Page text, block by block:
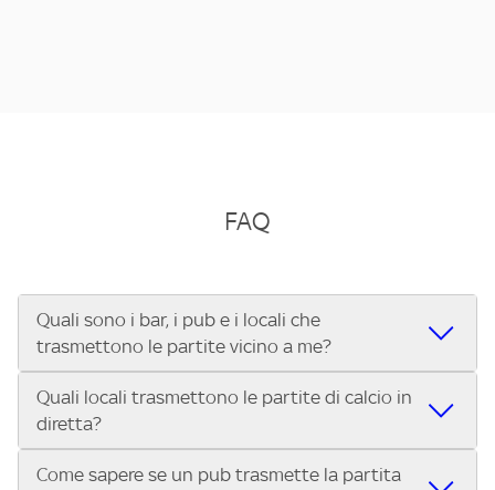
FAQ
Quali sono i bar, i pub e i locali che
trasmettono le partite vicino a me?
Se cerchi un bar, pub, ristorante o locale vicino a te per
vedere le partite di Serie A ENILIVE, la Serie C Sky Wifi, la
UEFA Champions League, la UEFA Europa League, la UEFA
Conference League, il Tennis, la Formula 1®, la MotoGP™ e
Quali locali trasmettono le partite di calcio in
diretta?
Vuoi sapere quali bar, pub o ristoranti mostrano le partite
Come sapere se un pub trasmette la partita